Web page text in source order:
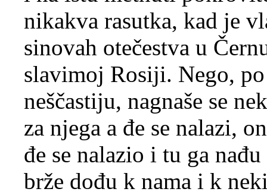
nikakva rasutka, kad je
sinovah otečestva u
slavimoj Rosiji. Nego,
neščastiju, nagnaše se
za njega a đe se nalazi,
đe se nalazio i tu ga
brže dođu k nama i k